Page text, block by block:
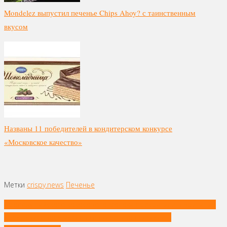
Mondelez выпустил печенье Chips Ahoy? с таинственным
вкусом
Названы 11 победителей в кондитерском конкурсе
«Московское качество»
Метки crispy.news Печенье